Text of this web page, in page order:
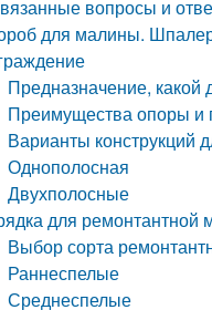
вопросы и
для малины.
Предназначение,
Преимущества опоры и
Варианты конструкций
Однополосная
Двухполосные
для
Выбор сорта
Раннеспелые
Среднеспелые